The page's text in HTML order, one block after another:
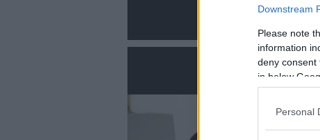
Downstream
Please note
information
deny consent
in below
Personal